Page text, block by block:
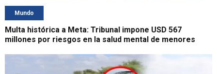
Mundo
Multa histórica a Meta: Tribunal impone USD 567
millones por riesgos en la salud mental de menores